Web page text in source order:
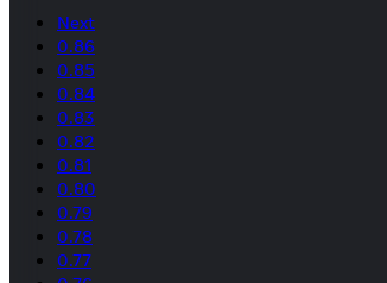
Next
0.86
0.85
0.84
0.83
0.82
0.81
0.80
0.79
0.78
0.77